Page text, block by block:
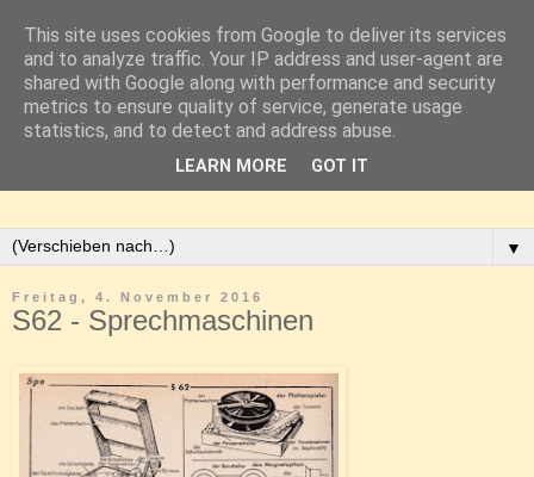
▼
Freitag, 4. November 2016
S62 - Sprechmaschinen
This site uses cookies from Google to deliver its services
and to analyze traffic. Your IP address and user-agent are
shared with Google along with performance and security
metrics to ensure quality of service, generate usage
statistics, and to detect and address abuse.
LEARN MORE GOT IT